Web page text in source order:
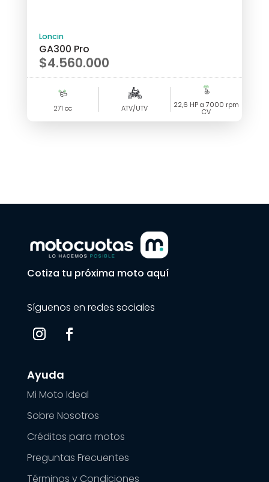
Loncin
GA300 Pro
$4.560.000
271 cc ATV/UTV 22,6 HP a 7000 rpm
CV
Cotiza tu próxima moto aquí
Síguenos en redes sociales
Ayuda
Mi Moto Ideal
Sobre Nosotros
Créditos para motos
Preguntas Frecuentes
Términos y Condiciones